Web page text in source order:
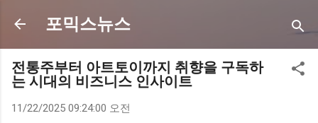
기본 콘텐츠로 건너뛰기
포믹스뉴스
전통주부터 아트토이까지 취향을 구독하
는 시대의 비즈니스 인사이트
11/22/2025 09:24:00 오전